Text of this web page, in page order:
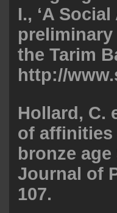
I., ‘A
the Tarim
http://
Hollard, C.
of affinities
bronze
Journal of
107.